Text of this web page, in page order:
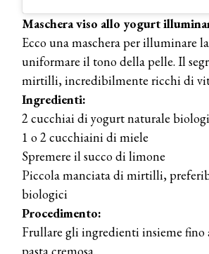
Maschera viso allo yogurt
Ecco una maschera per illuminare
uniformare il tono della pelle. Il
mirtilli, incredibilmente ricchi di
Ingredienti:
2 cucchiai di yogurt naturale
1 o 2 cucchiaini di miele
Spremere il succo di limone
Piccola manciata di mirtilli,
biologici
Procedimento:
Frullare gli ingredienti insieme fino
pasta cremosa.